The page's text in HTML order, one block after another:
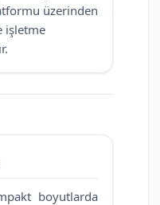
üzerinden
işletme
boyutlarda